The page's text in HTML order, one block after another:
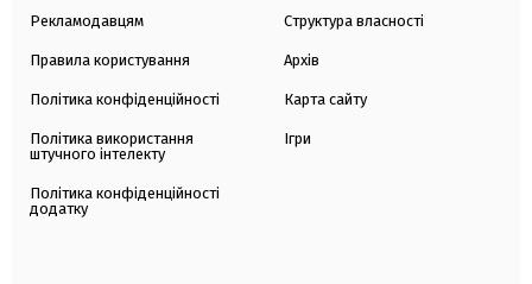
Рекламодавцям
Правила користування
Політика конфіденційності
Політика використання
штучного інтелекту
Політика конфіденційності
додатку
Структура власності
Архів
Карта сайту
Ігри